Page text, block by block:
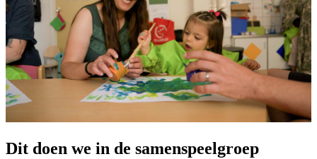
Dit doen we in de samenspeelgroep